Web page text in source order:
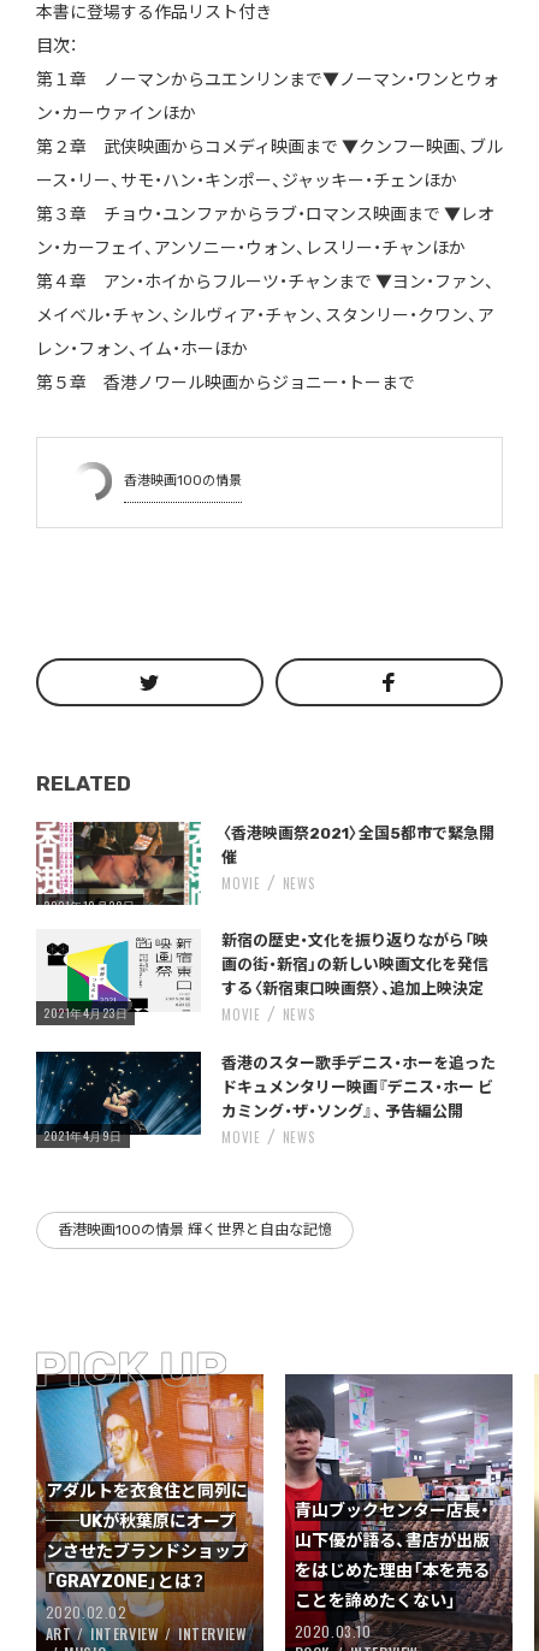
本書に登場する作品リスト付き
目次：
第１章 ノーマンからユエンリンまで▼ノーマン・ワンとウォ
ン・カーウァインほか
第２章 武侠映画からコメディ映画まで ▼クンフー映画、ブル
ース・リー、サモ・ハン・キンポー、ジャッキー・チェンほか
第３章 チョウ・ユンファからラブ・ロマンス映画まで ▼レオ
ン・カーフェイ、アンソニー・ウォン、レスリー・チャンほか
第４章 アン・ホイからフルーツ・チャンまで ▼ヨン・ファン、
メイベル・チャン、シルヴィア・チャン、スタンリー・クワン、ア
レン・フォン、イム・ホーほか
第５章 香港ノワール映画からジョニー・トーまで
香港映画100の情景
RELATED
Warning : Undefined variable $post_id in
/home/storywriter/storywriter.tokyo/public_html/wp-content/themes/StoryWriter/single.phpon line242
〈香港映画祭2021〉全国5都市で緊急開
催
2021年10月28日
MOVIE NEWS
新宿の歴史・文化を振り返りながら「映
画の街・新宿」の新しい映画文化を発信
する〈新宿東口映画祭〉、追加上映決定
2021年4月23日
MOVIE NEWS
Warning : Undefined variable $post_id in
/home/storywriter/storywriter.tokyo/public_html/wp-content/themes/StoryWriter/single.phpon line242
香港のスター歌手デニス・ホーを追った
ドキュメンタリー映画『デニス・ホー ビ
カミング・ザ・ソング』、 予告編公開
2021年4月9日
MOVIE NEWS
香港映画100の情景 輝く世界と自由な記憶
アダルトを衣食住と同列に
──UKが秋葉原にオープ
ンさせたブランドショップ
「GRAYZONE」とは？
2020.02.02
ART
INTERVIEW
INTERVIEW
青山ブックセンター店長・
山下優が語る、書店が出版
をはじめた理由「本を売る
ことを諦めたくない」
2020.03.10